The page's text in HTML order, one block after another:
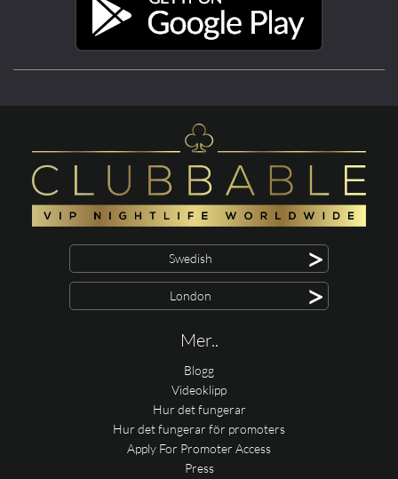
Swedish >
London >
Mer..
Blogg
Videoklipp
Hur det fungerar
Hur det fungerar för promoters
Apply For Promoter Access
Press